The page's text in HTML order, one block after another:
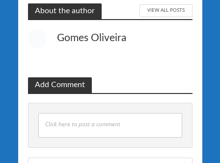
About the author VIEW ALL POSTS
Gomes Oliveira
Add Comment
Click here to post a comment